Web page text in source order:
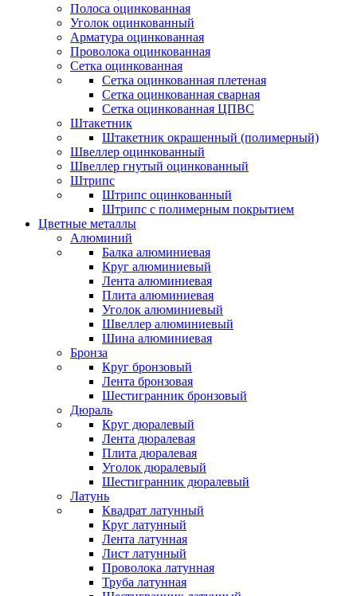
Полоса оцинкованная
Уголок оцинкованный
Арматура оцинкованная
Проволока оцинкованная
Сетка оцинкованная
Сетка оцинкованная плетеная
Сетка оцинкованная сварная
Сетка оцинкованная ЦПВС
Штакетник
Штакетник окрашенный (полимерный)
Швеллер оцинкованный
Швеллер гнутый оцинкованный
Штрипс
Штрипс оцинкованный
Штрипс с полимерным покрытием
Цветные металлы
Алюминий
Балка алюминиевая
Круг алюминиевый
Лента алюминиевая
Плита алюминиевая
Уголок алюминиевый
Швеллер алюминиевый
Шина алюминиевая
Бронза
Круг бронзовый
Лента бронзовая
Шестигранник бронзовый
Дюраль
Круг дюралевый
Лента дюралевая
Плита дюралевая
Уголок дюралевый
Шестигранник дюралевый
Латунь
Квадрат латунный
Круг латунный
Лента латунная
Лист латунный
Проволока латунная
Труба латунная